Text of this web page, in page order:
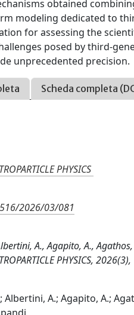
obtained
modeling dedicated to
for assessing the
posed by third-
unprecedented precision.
Scheda completa
PHYSICS
2026/03/081
A., Agapito, A.,
PHYSICS,
Albertini, A.; Agapito, A.;